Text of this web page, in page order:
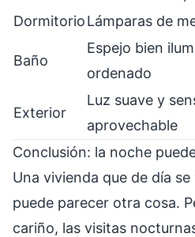
DormitorioLámparas de
Baño
Espejo bien
ordenado
Exterior
Luz suave y
aprovechable
Conclusión: la noche
Una vivienda que de día
puede parecer otra cosa.
cariño, las visitas